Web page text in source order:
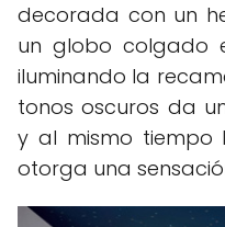
decorada con un
un globo colgado
iluminando la
tonos oscuros da
y al mismo tiempo
otorga una